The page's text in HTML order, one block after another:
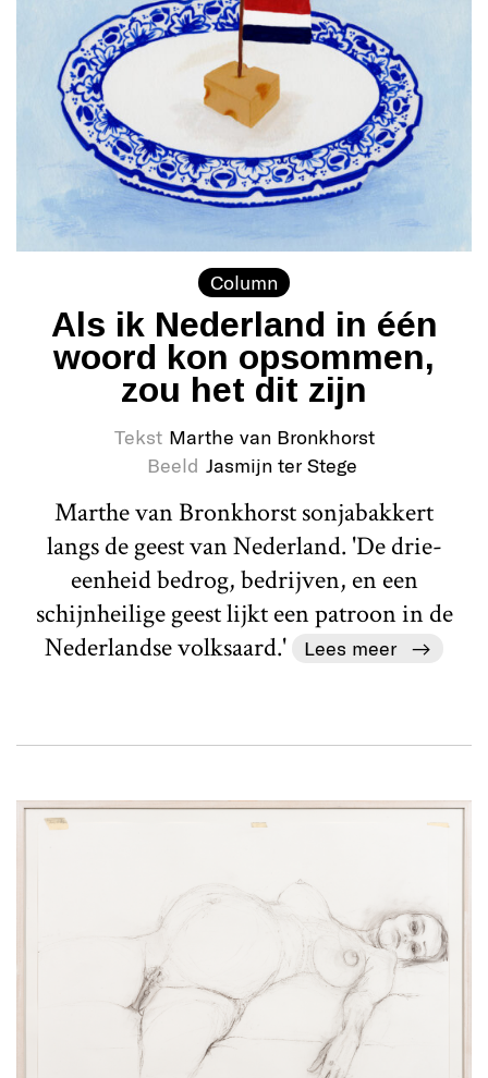
Column
Als ik Nederland in één
woord kon opsommen,
zou het dit zijn
Tekst Marthe van Bronkhorst
Beeld Jasmijn ter Stege
Marthe van Bronkhorst sonjabakkert
langs de geest van Nederland. 'De drie-
eenheid bedrog, bedrijven, en een
schijnheilige geest lijkt een patroon in de
Nederlandse volksaard.'
Lees meer